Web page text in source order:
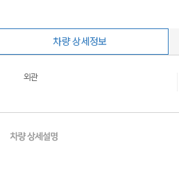
차량 상세정보
외관